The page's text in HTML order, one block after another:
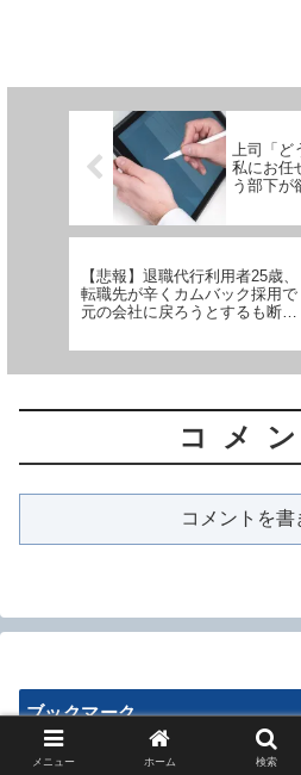
上司「ど
私にお任
う部下が
【悲報】退職代行利用者25歳、
転職先が辛くカムバック採用で
元の会社に戻ろうとするも断ら
コメ
コメントを書
ブックマーク
メニュー ホーム 検索